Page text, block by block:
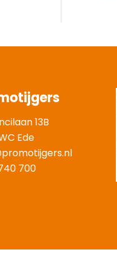
13B
Ede
700